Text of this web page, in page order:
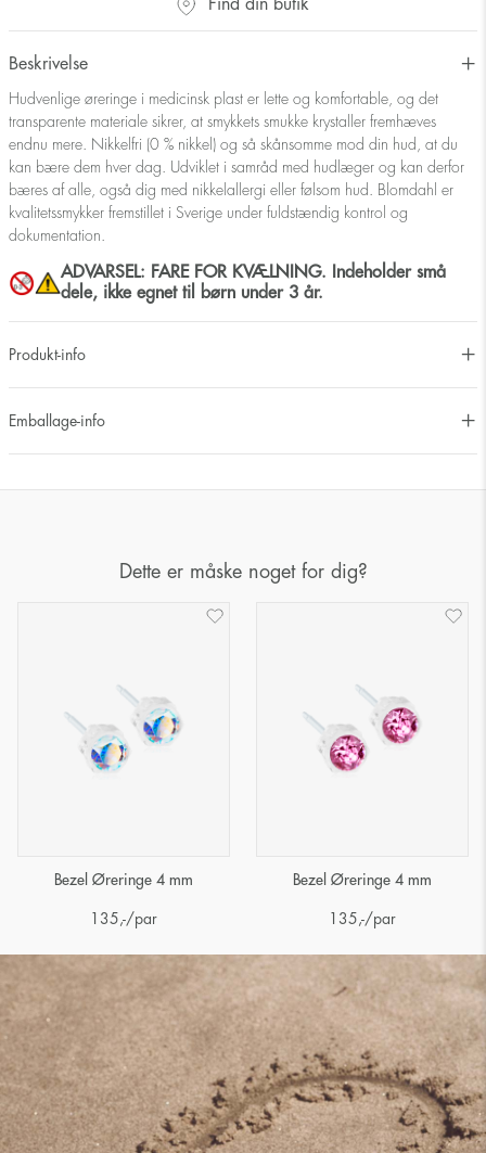
Find din butik
Beskrivelse
Hudvenlige øreringe i medicinsk plast er lette og komfortable, og det
transparente materiale sikrer, at smykkets smukke krystaller fremhæves
endnu mere. Nikkelfri (0 % nikkel) og så skånsomme mod din hud, at du
kan bære dem hver dag. Udviklet i samråd med hudlæger og kan derfor
bæres af alle, også dig med nikkelallergi eller følsom hud. Blomdahl er
kvalitetssmykker fremstillet i Sverige under fuldstændig kontrol og
dokumentation.
ADVARSEL: FARE FOR KVÆLNING. Indeholder små
dele, ikke egnet til børn under 3 år.
Produkt-info
Emballage-info
Dette er måske noget for dig?
Bezel Øreringe 4 mm
135 ,-/par
Bezel Øreringe 4 mm
135 ,-/par